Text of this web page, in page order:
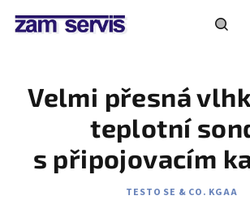
Velmi přesná
teplotní
s připojovacím
TESTO SE & CO. KGAA